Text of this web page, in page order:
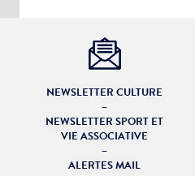
NEWSLETTER CULTURE
–
NEWSLETTER SPORT ET
VIE ASSOCIATIVE
–
ALERTES MAIL